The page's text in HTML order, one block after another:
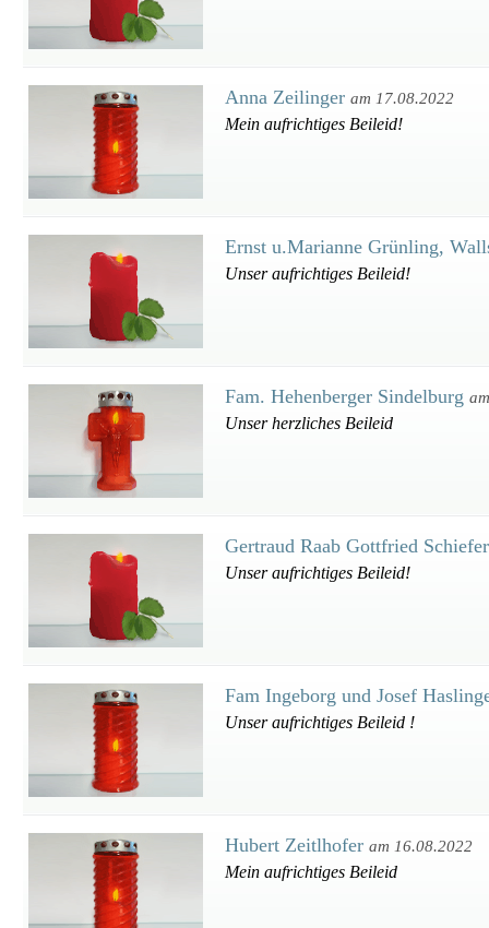
Anna Zeilinger am 17.08.2022
Mein aufrichtiges Beileid!
Ernst u.Marianne Grünling,
Unser aufrichtiges Beileid!
Fam. Hehenberger Sindelburg
Unser herzliches Beileid
Gertraud Raab Gottfried
Unser aufrichtiges Beileid!
Fam Ingeborg und Josef
Unser aufrichtiges Beileid !
Hubert Zeitlhofer am 16.08.2022
Mein aufrichtiges Beileid